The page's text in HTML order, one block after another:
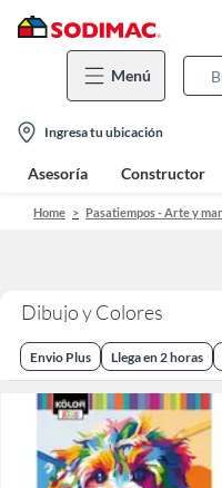
Menú
location-
icon
Ingresa tu ubicación
Asesoría Constructor
Home Pasatiempos - Arte y
Dibujo y Colores
Envio Plus Llega en 2 horas